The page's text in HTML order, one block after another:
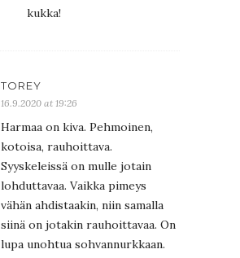
kukka!
TOREY
16.9.2020 at 19:26
Harmaa on kiva. Pehmoinen,
kotoisa, rauhoittava.
Syyskeleissä on mulle jotain
lohduttavaa. Vaikka pimeys
vähän ahdistaakin, niin samalla
siinä on jotakin rauhoittavaa. On
lupa unohtua sohvannurkkaan.